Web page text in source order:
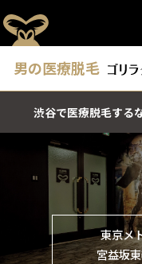
男の医療脱毛
渋谷で医療脱毛する
東京メ
宮益坂